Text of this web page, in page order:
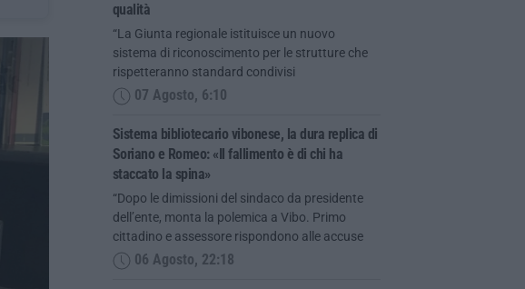
qualità
“La Giunta regionale istituisce un nuovo
sistema di riconoscimento per le strutture che
rispetteranno standard condivisi
07 Agosto, 6:10
Sistema bibliotecario vibonese, la dura replica di
Soriano e Romeo: «Il fallimento è di chi ha
staccato la spina»
“Dopo le dimissioni del sindaco da presidente
dell’ente, monta la polemica a Vibo. Primo
cittadino e assessore rispondono alle accuse
06 Agosto, 22:18